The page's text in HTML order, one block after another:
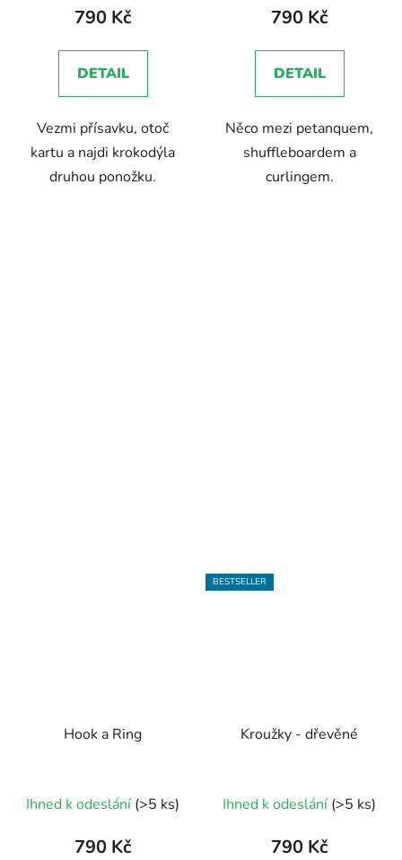
790 Kč
DETAIL
Vezmi přísavku, otoč
kartu a najdi krokodýla
druhou ponožku.
produktu
5,0
z
hvězdiček.
790 Kč
DETAIL
Něco mezi petanquem,
shuffleboardem a
curlingem.
Hook a Ring
Ihned k odeslání (>5 ks)
790 Kč
BESTSELLER
Kroužky - dřevěné
hodnocení
produktu
Ihned k odeslání (>5 ks)
790 Kč